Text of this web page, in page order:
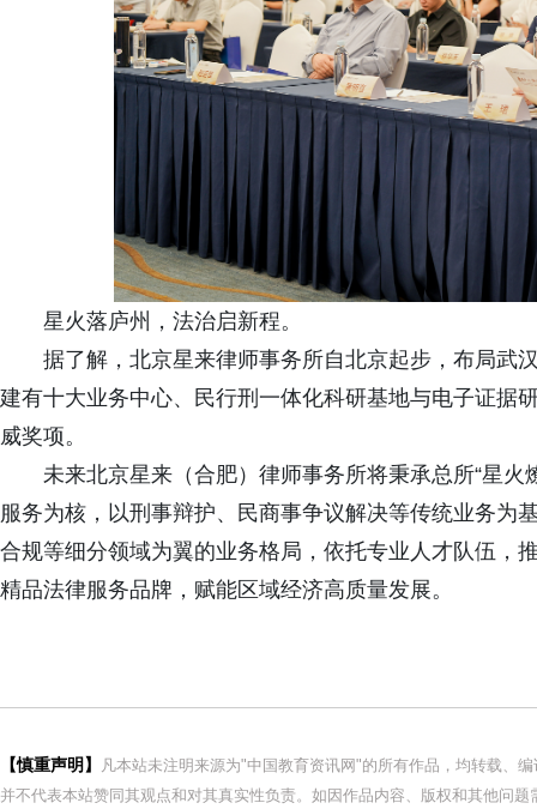
星火落庐州，法治启新程。
据了解，北京星来律师事务所自北京起步，布局武
建有十大业务中心、民行刑一体化科研基地与电子证据
威奖项。
未来北京星来（合肥）律师事务所将秉承总所“星
服务为核，以刑事辩护、民商事争议解决等传统业务为
合规等细分领域为翼的业务格局，依托专业人才队伍，
精品法律服务品牌，赋能区域经济高质量发展。
【慎重声明】
凡本站未注明来源为"中国教育资讯网"的所有作品，均转载、
并不代表本站赞同其观点和对其真实性负责。如因作品内容、版权和其他问